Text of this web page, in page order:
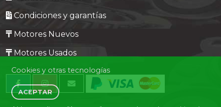
Condiciones y garantías
Motores Nuevos
Motores Usados
Cookies y otras tecnologías
ACEPTAR